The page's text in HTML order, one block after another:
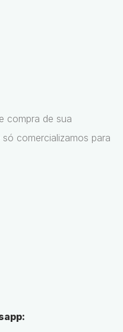
compra de sua
comercializamos para